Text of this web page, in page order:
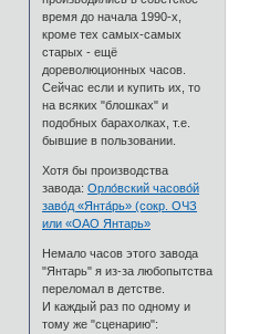
время до начала 1990-х,
кроме тех самых-самых
старых - ещё
дореволюционных часов.
Сейчас если и купить их, то
на всяких "блошках" и
подобных барахолках, т.е.
бывшие в пользовании.
Хотя бы производства
завода:Орло́вский часово́й
заво́д «Янта́рь» (сокр. ОЧЗ
или «ОАО Янтарь»
Немало часов этого завода
"Янтарь" я из-за любопытства
переломал в детстве.
И каждый раз по одному и
тому же "сценарию":